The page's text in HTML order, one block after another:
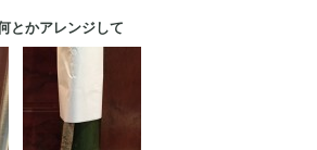
とかアレンジして